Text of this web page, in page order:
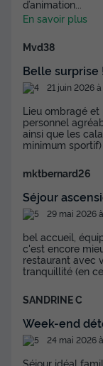
d’animation...
En savoir plus
Mvd38
Belle surprise !
21 juin 2026
Lieu ombragé
personnel
ainsi que les
minimum sportif)
mktbernard26
Séjour
29 mai 2026 à
bel accueil,
c'est encore
restaurant avec
tranquillité (en
SANDRINE C
Week-end
24 mai 2026
Séjour idéal